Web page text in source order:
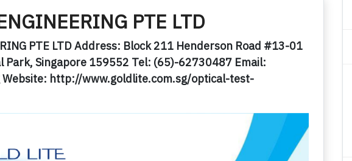
PTE LTD
PTE LTD Address: Block 211 Henderson Road #13-01
Park, Singapore 159552 Tel: (65)-62730487 Email:
Website: http://www.goldlite.com.sg/optical-test-